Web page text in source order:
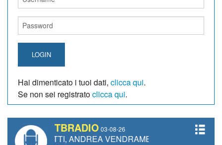
LOGIN
Hai dimenticato i tuoi dati, clicca qui.
Se non sei registratoclicca qui.
TBRADIO 03-08-26
ANDREA VENDRAME, FILIPPO FIORELLI